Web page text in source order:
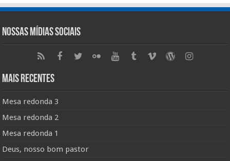
Nossas Mídias Sociais
Mais Recentes
Mesa redonda 3
Mesa redonda 2
Mesa redonda 1
Deus, nosso bom pastor